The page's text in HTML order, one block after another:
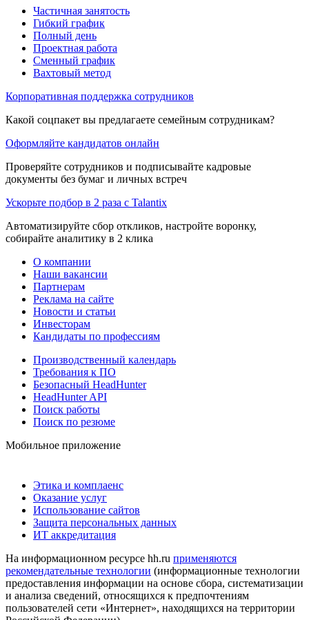
Частичная занятость
Гибкий график
Полный день
Проектная работа
Сменный график
Вахтовый метод
Корпоративная поддержка сотрудников
Какой соцпакет вы предлагаете семейным сотрудникам?
Оформляйте кандидатов онлайн
Проверяйте сотрудников и подписывайте кадровые
документы без бумаг и личных встреч
Ускорьте подбор в 2 раза с Talantix
Автоматизируйте сбор откликов, настройте воронку,
собирайте аналитику в 2 клика
О компании
Наши вакансии
Партнерам
Реклама на сайте
Новости и статьи
Инвесторам
Кандидаты по профессиям
Производственный календарь
Требования к ПО
Безопасный HeadHunter
HeadHunter API
Поиск работы
Поиск по резюме
Мобильное приложение
Этика и комплаенс
Оказание услуг
Использование сайтов
Защита персональных данных
ИТ аккредитация
На информационном ресурсе hh.ru применяются
рекомендательные технологии (информационные технологии
предоставления информации на основе сбора, систематизации
и анализа сведений, относящихся к предпочтениям
пользователей сети «Интернет», находящихся на территории